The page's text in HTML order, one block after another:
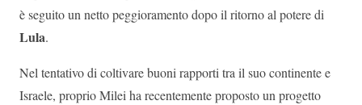
è seguito un netto peggioramento dopo il ritorno al potere di
Lula.
Nel tentativo di coltivare buoni rapporti tra il suo continente e
Israele, proprio Milei ha recentemente proposto un progetto